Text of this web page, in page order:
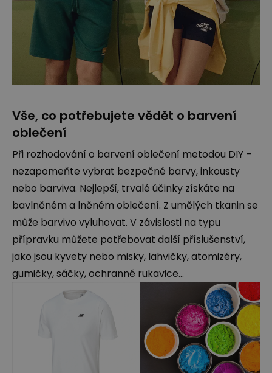
Vše, co potřebujete vědět o barvení
oblečení
Při rozhodování o barvení oblečení metodou DIY –
nezapomeňte vybrat bezpečné barvy, inkousty
nebo barviva. Nejlepší, trvalé účinky získáte na
bavlněném a lněném oblečení. Z umělých tkanin se
může barvivo vyluhovat. V závislosti na typu
přípravku můžete potřebovat další příslušenství,
jako jsou kyvety nebo misky, lahvičky, atomizéry,
gumičky, sáčky, ochranné rukavice...